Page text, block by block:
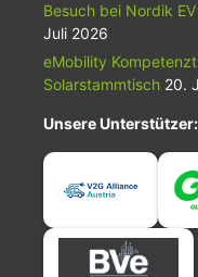
Besuch bei Nordik
Juli 2026
eMobility
Solarstammtisch 20.
Unsere Unterstützer: